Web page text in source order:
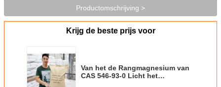
Productomschrijving >
Krijg de beste prijs voor
Van het de Rangmagnesium van
CAS 546-93-0 Licht het